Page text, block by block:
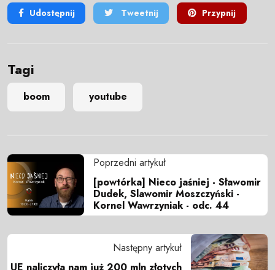
Udostępnij Tweetnij Przypnij
Tagi
boom youtube
Poprzedni artykuł
[powtórka] Nieco jaśniej - Sławomir
Dudek, Slawomir Moszczyński -
Kornel Wawrzyniak - odc. 44
Następny artykuł